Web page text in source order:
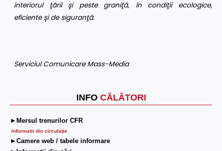
INFO CĂLĂTORI
►Mersul trenurilor CFR
Informatii din circulaţie
►Camere web / tabele informare
interiorul ţării şi peste graniţă, în condiţii ecologice,
eficiente şi de siguranţă.
Serviciul Comunicare Mass-Media